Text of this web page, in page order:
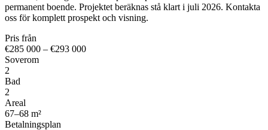
permanent boende. Projektet beräknas stå klart i juli 2026. Kontakta
oss för komplett prospekt och visning.
Pris från
€285 000 – €293 000
Soverom
2
Bad
2
Areal
67–68 m²
Betalningsplan